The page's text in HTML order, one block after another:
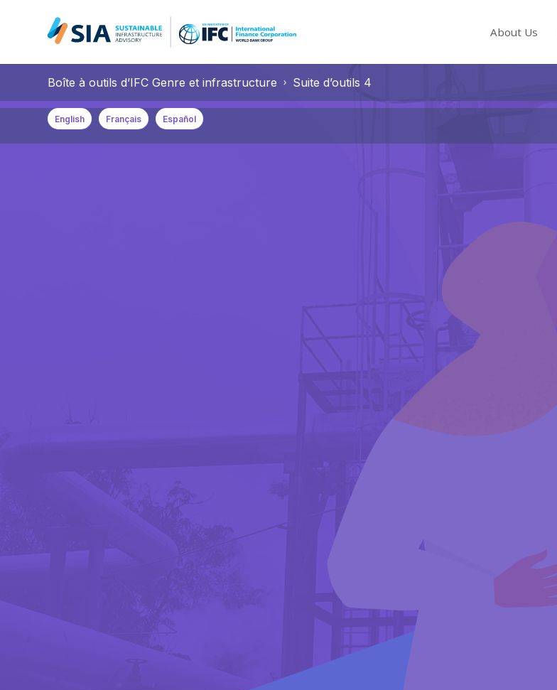
About Us
English Français Español
Boîte à outils d’IFC Genre et infrastructure Suite d’outils 4
Search for: